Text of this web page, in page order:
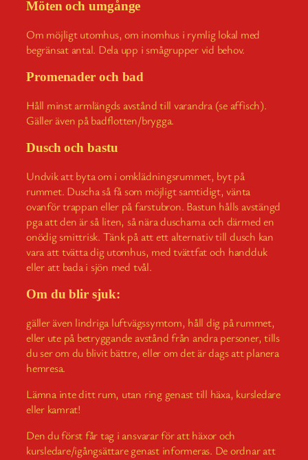
Möten och umgånge
Om möjligt utomhus, om inomhus i rymlig lokal med
begränsat antal. Dela upp i smågrupper vid behov.
Promenader och bad
Håll minst armlängds avstånd till varandra (se affisch).
Gäller även på badflotten/brygga.
Dusch och bastu
Undvik att byta om i omklädningsrummet, byt på
rummet. Duscha så få som möjligt samtidigt, vänta
ovanför trappan eller på farstubron. Bastun hålls avstängd
pga att den är så liten, så nära duscharna och därmed en
onödig smittrisk. Tänk på att ett alternativ till dusch kan
vara att tvätta dig utomhus, med tvättfat och handduk
eller att bada i sjön med tvål.
Om du blir sjuk:
gäller även lindriga luftvägssymtom, håll dig på rummet,
eller ute på betryggande avstånd från andra personer, tills
du ser om du blivit bättre, eller om det är dags att planera
hemresa.
Lämna inte ditt rum, utan ring genast till häxa, kursledare
eller kamrat!
Den du först får tag i ansvarar för att häxor och
kursledare/igångsättare genast informeras. De ordnar att